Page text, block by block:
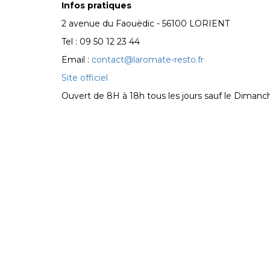
Infos pratiques
2 avenue du Faouëdic - 56100 LORIENT
Tel : 09 50 12 23 44
Email : contact@laromate-resto.fr
Site officiel
Ouvert de 8H à 18h tous les jours sauf le